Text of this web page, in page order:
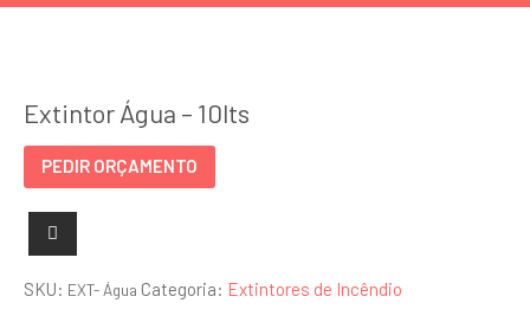
Extintor Água – 10lts
PEDIR ORÇAMENTO
SKU: EXT- Água Categoria: Extintores de Incêndio